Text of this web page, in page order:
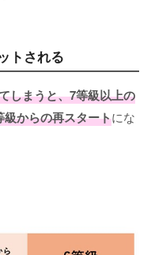
トされる
しまうと、7等級以上の
からの再スタートにな